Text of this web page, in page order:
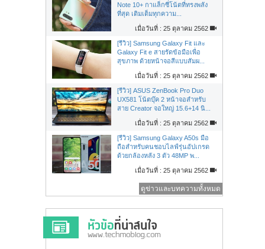
Note 10+ กาแล็กซี่โน้ตที่ทรงพลัง
ที่สุด เติมเต็มทุกความ...
เมื่อวันที่ : 25 ตุลาคม 2562
[รีวิว] Samsung Galaxy Fit และ
Galaxy Fit e สายรัดข้อมือเพื่อ
สุขภาพ ด้วยหน้าจอสีแบบสัมผ...
เมื่อวันที่ : 25 ตุลาคม 2562
[รีวิว] ASUS ZenBook Pro Duo
UX581 โน้ตบุ๊ค 2 หน้าจอสำหรับ
สาย Creator จอใหญ่ 15.6+14 นิ...
เมื่อวันที่ : 25 ตุลาคม 2562
[รีวิว] Samsung Galaxy A50s มือ
ถือสำหรับคนชอบไลฟ์รุ่นอัปเกรด
ด้วยกล้องหลัง 3 ตัว 48MP พ...
เมื่อวันที่ : 25 ตุลาคม 2562
ดูข่าวและบทความทั้งหมด